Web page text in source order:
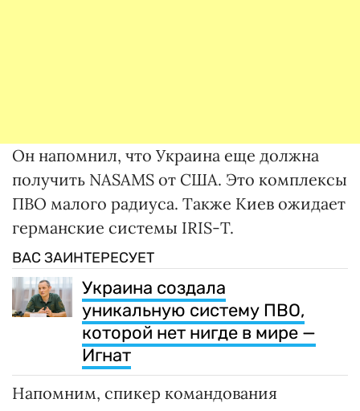
Он напомнил, что Украина еще должна
получить NASAMS от США. Это комплексы
ПВО малого радиуса. Также Киев ожидает
германские системы IRIS-Т.
ВАС ЗАИНТЕРЕСУЕТ
Украина создала
уникальную систему ПВО,
которой нет нигде в мире —
Игнат
Напомним, спикер командования